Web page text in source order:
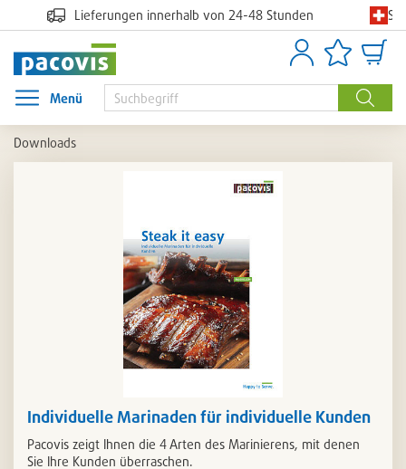
Lieferungen innerhalb von 24-48 Stunden
Suche
AnmeldenArtikellisten
Menü
Menü öffnen
Downloads
Individuelle Marinaden für individuelle Kunden
Pacovis zeigt Ihnen die 4 Arten des Marinierens, mit denen
Sie Ihre Kunden überraschen.